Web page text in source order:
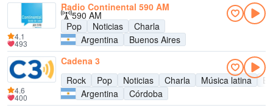
Radio Continental 590 AM
590 AM
Pop
Noticias
Charla
Argentina
Buenos Aires
4.1
493
Cadena 3
Rock
Pop Noticias Charla Música latina
Argentina
Córdoba
4.6
400